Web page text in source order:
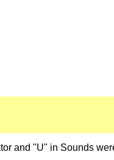
and "U" in Sounds